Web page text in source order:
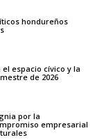
hondureños
espacio cívico y la
de 2026
por la
empresarial